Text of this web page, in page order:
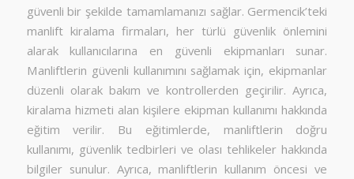
güvenli bir şekilde tamamlamanızı sağlar. Germencik’teki
manlift kiralama firmaları, her türlü güvenlik önlemini
alarak kullanıcılarına en güvenli ekipmanları sunar.
Manliftlerin güvenli kullanımını sağlamak için, ekipmanlar
düzenli olarak bakım ve kontrollerden geçirilir. Ayrıca,
kiralama hizmeti alan kişilere ekipman kullanımı hakkında
eğitim verilir. Bu eğitimlerde, manliftlerin doğru
kullanımı, güvenlik tedbirleri ve olası tehlikeler hakkında
bilgiler sunulur. Ayrıca, manliftlerin kullanım öncesi ve